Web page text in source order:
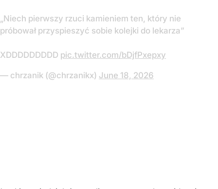
„Niech pierwszy rzuci kamieniem ten, który nie
próbował przyspieszyć sobie kolejki do lekarza”
XDDDDDDDDD pic.twitter.com/bDjfPxepxy
— chrzanik (@chrzanikx) June 18, 2026